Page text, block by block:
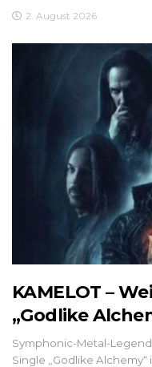
2. August 2026
KAMELOT –
„Godlike
Symphonic-Metal-
Single „Godlike